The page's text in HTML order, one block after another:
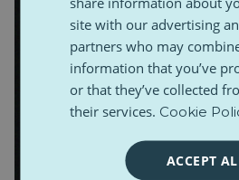
site with our advertising
partners who may
information that you’ve
or that they’ve collected
their services. Cookie
ACCEPT